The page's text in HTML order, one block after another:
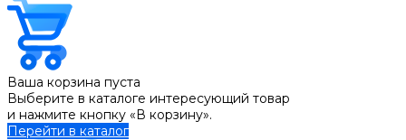
Ваша корзина пуста
Выберите в каталоге интересующий товар
и нажмите кнопку «В корзину».
Перейти в каталог